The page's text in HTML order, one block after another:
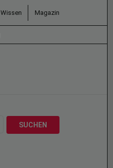
Wissen Magazin
SUCHEN